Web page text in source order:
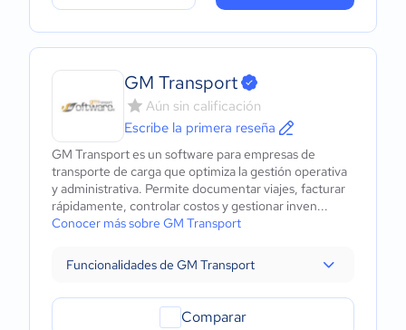
GM Transport
Aún sin calificación
Escribe la primera reseña
GM Transport es un software para empresas de
transporte de carga que optimiza la gestión operativa
y administrativa. Permite documentar viajes, facturar
rápidamente, controlar costos y gestionar inven...
Conocer más sobre GM Transport
Funcionalidades de GM Transport
Comparar